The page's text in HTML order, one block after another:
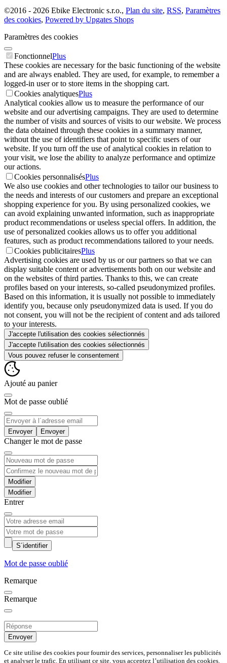
©2016 - 2026 Ebike Electronic s.r.o., Plan du site, RSS, Paramètres
des cookies, Powered by Upgates Shops
Paramètres des cookies
FonctionnelPlus
These cookies are necessary for the basic functioning of the website
and are always enabled. They are used, for example, to remember a
logged-in user or to store items in the shopping cart.
Cookies analytiquesPlus
Analytical cookies allow us to measure the performance of our
website and our advertising campaigns. They are used to determine
the number of visits and sources of visits to our website. We process
the data obtained through these cookies in a summary manner,
without the use of identifiers that point to specific users of our
website. If you turn off the use of analytical cookies in relation to
your visit, we lose the ability to analyze performance and optimize
our actions.
Cookies personnalisésPlus
We also use cookies and other technologies to tailor our business to
the needs and interests of our customers and prepare an exceptional
shopping experience for you. By using personalized cookies, we
can avoid explaining unwanted information, such as inappropriate
product recommendations or useless special offers. In addition, the
use of personalized cookies allows us to offer you additional
features, such as product recommendations tailored to your needs.
Cookies publicitairesPlus
Advertising cookies are used by us or our partners so that we can
display suitable content or advertisements both on our website and
on the websites of third parties. Thanks to this, we can create
profiles based on your interests, so-called pseudonymized profiles.
Based on this information, it is usually not possible to immediately
identify you, because only pseudonymized data is used. If you do
not consent, you will not be the recipient of content and ads tailored
to your interests.
J'accepte l'utilisation des cookies sélectionnés
J'accepte l'utilisation des cookies sélectionnés
Vous pouvez refuser le consentement
Ajouté au panier
Mot de passe oublié
Envoyer
Changer le mot de passe
Modifier
Entrer
S´identifier
Mot de passe oublié
Remarque
Remarque
Envoyer
Ce site utilise des cookies pour fournir des services, personnaliser les publicités
et analyser le trafic. En utilisant ce site, vous acceptez l’utilisation des cookies.